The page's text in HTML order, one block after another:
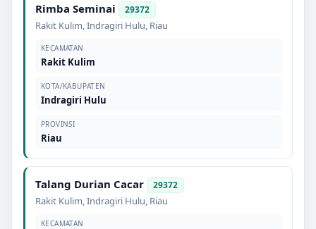
Rimba Seminai 29372
Rakit Kulim,Indragiri Hulu, Riau
KECAMATAN
Rakit Kulim
KOTA/KABUPATEN
Indragiri Hulu
PROVINSI
Riau
Talang Durian Cacar 29372
Rakit Kulim,Indragiri Hulu, Riau
KECAMATAN